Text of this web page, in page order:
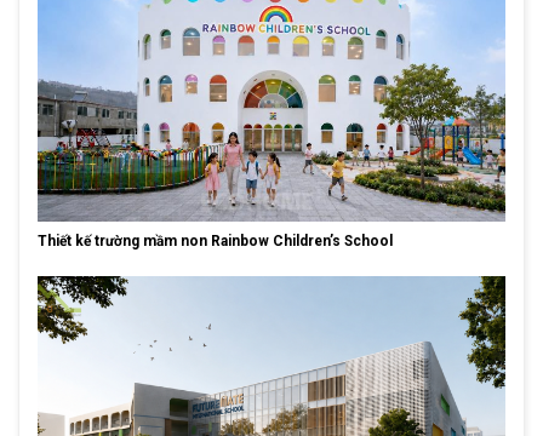
Thiết kế trường mầm non Rainbow Children’s School